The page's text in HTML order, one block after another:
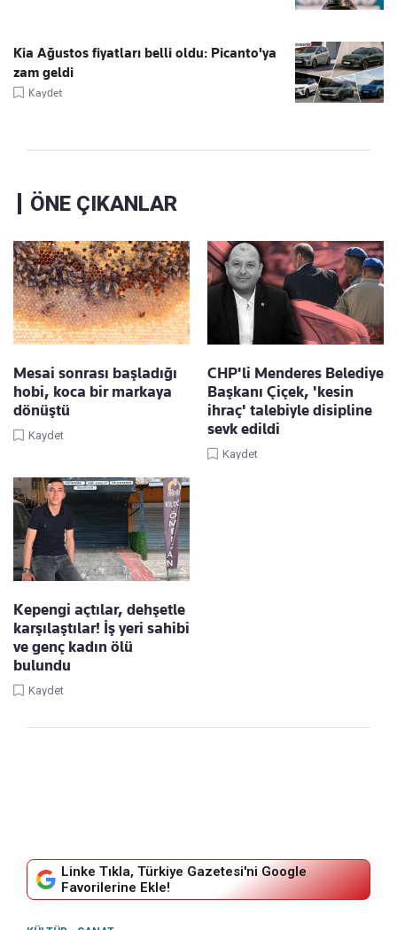
Kia Ağustos fiyatları belli oldu: Picanto'ya
zam geldi
Kaydet
ÖNE ÇIKANLAR
Mesai sonrası başladığı
hobi, koca bir markaya
dönüştü
Kaydet
CHP'li Menderes Belediye
Başkanı Çiçek, 'kesin
ihraç' talebiyle disipline
sevk edildi
Kaydet
Kepengi açtılar, dehşetle
karşılaştılar! İş yeri sahibi
ve genç kadın ölü
bulundu
Kaydet
Linke Tıkla, Türkiye Gazetesi'ni Google
Favorilerine Ekle!